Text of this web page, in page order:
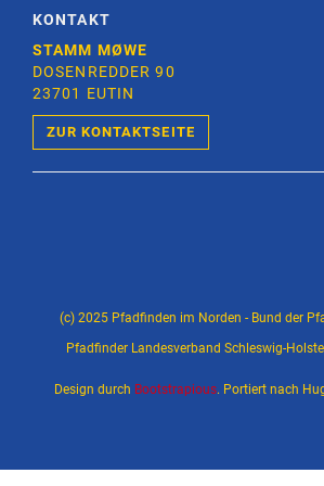
KONTAKT
STAMM MØWE
DOSENREDDER 90
23701 EUTIN
ZUR KONTAKTSEITE
(c) 2025 Pfadfinden im Norden - Bund der
Pfadfinder Landesverband Schleswig-
Design durch Bootstrapious. Portiert nach